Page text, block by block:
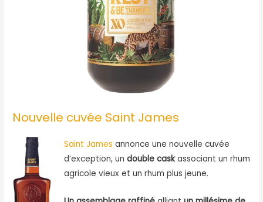
Nouvelle cuvée Saint James
Saint James annonce une nouvelle cuvée
d’exception, un double caskassociant un rhum
agricole vieux et un rhum plus jeune.